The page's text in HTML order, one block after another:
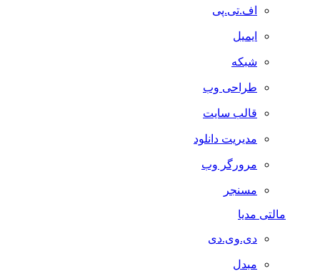
اف.تی.پی
ایمیل
شبکه
طراحی وب
قالب سایت
مدیریت دانلود
مرورگر وب
مسنجر
مالتی مدیا
دی.وی.دی
مبدل